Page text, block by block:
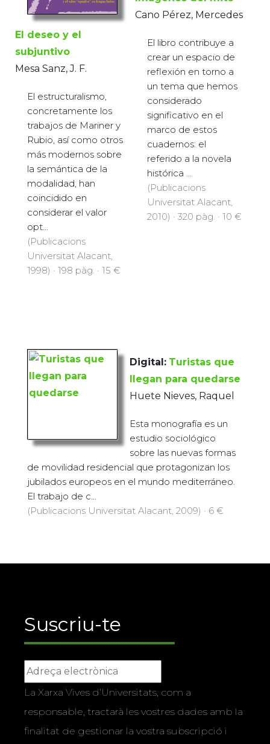
El deseo y el
subjuntivo
Mesa Sanz, J. F.
El estructuralismo,
concretamente los
trabajos de Mariner y
Rubio, así como otros
más modernos sobre
la semántica de la
modalidad, han
coincidido en
considerar el valor
opt...
(Publicacions
Universitat Alacant,
1998) · 198 pàg. · 15 €
Cano Pérez, Mercedes
El libro contribuye a
crear un espacio de
reflexión en torno a
un tema que hemos
considerado
significativo en el
marco de estos
cuadernos: el
referido a la novela
histórica ...
(Publicacions
Universitat Alacant,
2010) · 320 pàg. · 10 €
Digital: Turistas que
llegan para quedarse
Huete Nieves, Raquel
Esta monografía es un
estudio sociológico
sobre las nuevas formas
de movilidad residencial que protagonizan los
jubilados europeos en el mundo mediterráneo.
El trabajo de c...
(Publicacions Universitat Alacant, 2009) · 6 €
Suscriu-te
La Xarxa Vives d’Universitats, com a
responsable, tractarà les vostres dades amb la
finalitat de gestionar la vostra subscripció i